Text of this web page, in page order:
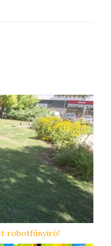
robotfűnyíró!